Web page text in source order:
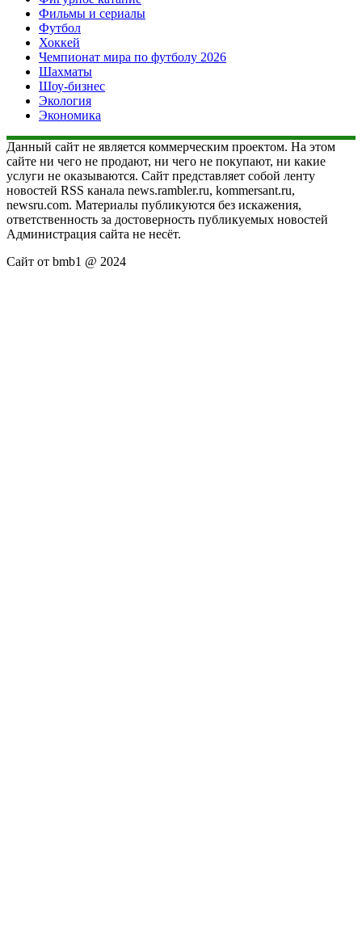
Фильмы и сериалы
Футбол
Хоккей
Чемпионат мира по футболу 2026
Шахматы
Шоу-бизнес
Экология
Экономика
Данный сайт не является коммерческим проектом. На этом
сайте ни чего не продают, ни чего не покупают, ни какие
услуги не оказываются. Сайт представляет собой ленту
новостей RSS канала news.rambler.ru, kommersant.ru,
newsru.com. Материалы публикуются без искажения,
ответственность за достоверность публикуемых новостей
Администрация сайта не несёт.
Сайт от bmb1 @ 2024